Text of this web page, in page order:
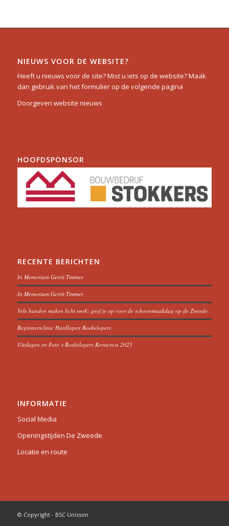
NIEUWS VOOR DE WEBSITE?
Heeft u nieuws voor de site? Mist u iets op de website? Maak
dan gebruik van het formulier op de volgende pagina
Doorgeven website nieuws
HOOFDSPONSOR
RECENTE BERICHTEN
In Memoriam Gerrit Timmer
In Memoriam Gerrit Timmer
Vele handen maken licht werk: geef je op voor de schoonmaakdag op de Zweede
Beginnersclinic Hardlopen Boekelopers
Uitslagen en Foto´s Boekelopers Kerstcross 2025
INFORMATIE
Social Media
Openingstijden De Zweede
Locatie en route
© Copyright - BSC Unisson